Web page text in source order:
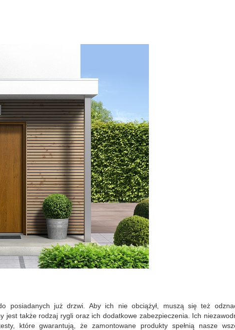
posiadanych już drzwi. Aby ich nie obciążył, muszą się też
jest także rodzaj rygli oraz ich dodatkowe zabezpieczenia. Ich
które gwarantują, że zamontowane produkty spełnią nasze